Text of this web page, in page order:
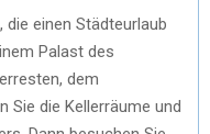
die einen Städteurlaub
Palast des
dem
Sie die Kellerräume und